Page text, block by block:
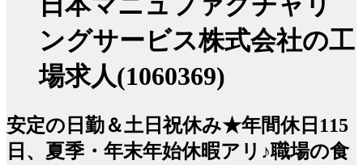
ングサービス株式会社の工
場求人(1060369)
安定の日勤＆土日祝休み★年間休日115
日、夏季・年末年始休暇アリ♪職場の食